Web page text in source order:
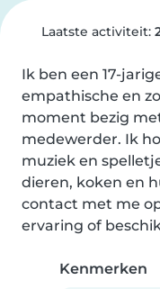
Laatste activiteit:
Ik ben een 17-
empathische en
moment bezig
medewerder. Ik
muziek en
dieren, koken en
contact met me
ervaring of
Kenmerken